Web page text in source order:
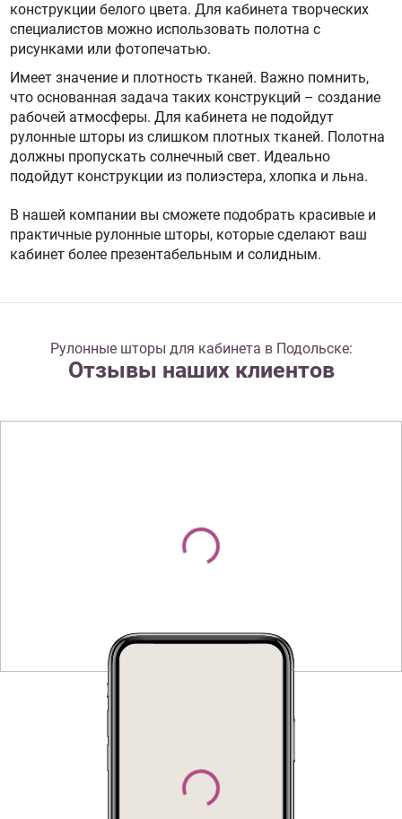
конструкции белого цвета. Для кабинета творческих
специалистов можно использовать полотна с
рисунками или фотопечатью.
Имеет значение и плотность тканей. Важно помнить,
что основанная задача таких конструкций – создание
рабочей атмосферы. Для кабинета не подойдут
рулонные шторы из слишком плотных тканей. Полотна
должны пропускать солнечный свет. Идеально
подойдут конструкции из полиэстера, хлопка и льна.
В нашей компании вы сможете подобрать красивые и
практичные рулонные шторы, которые сделают ваш
кабинет более презентабельным и солидным.
Рулонные шторы для кабинета в Подольске:
Отзывы наших клиентов